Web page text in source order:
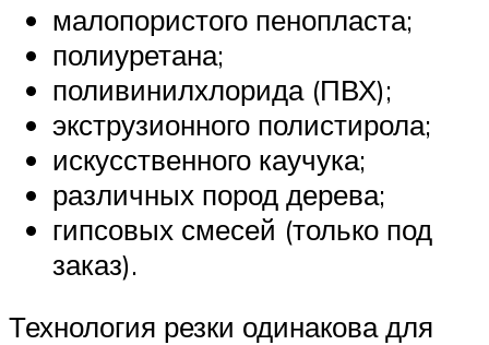
малопористого пенопласта;
полиуретана;
поливинилхлорида (ПВХ);
экструзионного полистирола;
искусственного каучука;
различных пород дерева;
гипсовых смесей (только под
заказ).
Технология резки одинакова для